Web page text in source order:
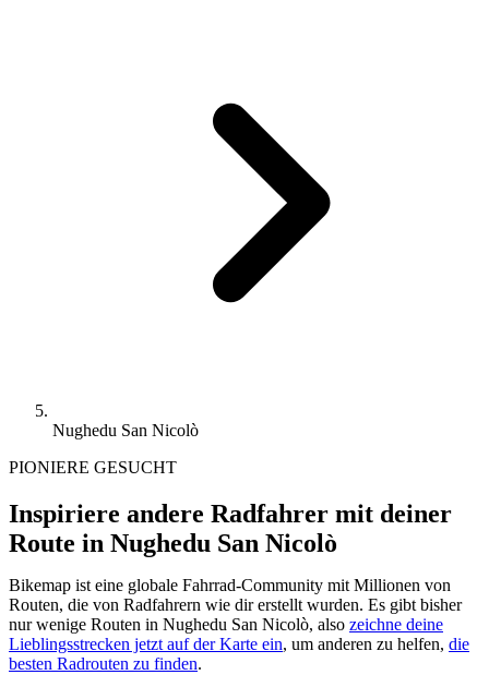
Nughedu San Nicolò
PIONIERE GESUCHT
Inspiriere andere Radfahrer mit deiner
Route in Nughedu San Nicolò
Bikemap ist eine globale Fahrrad-Community mit Millionen von
Routen, die von Radfahrern wie dir erstellt wurden. Es gibt bisher
nur wenige Routen in Nughedu San Nicolò, also zeichne deine
Lieblingsstrecken jetzt auf der Karte ein, um anderen zu helfen, die
besten Radrouten zu finden.